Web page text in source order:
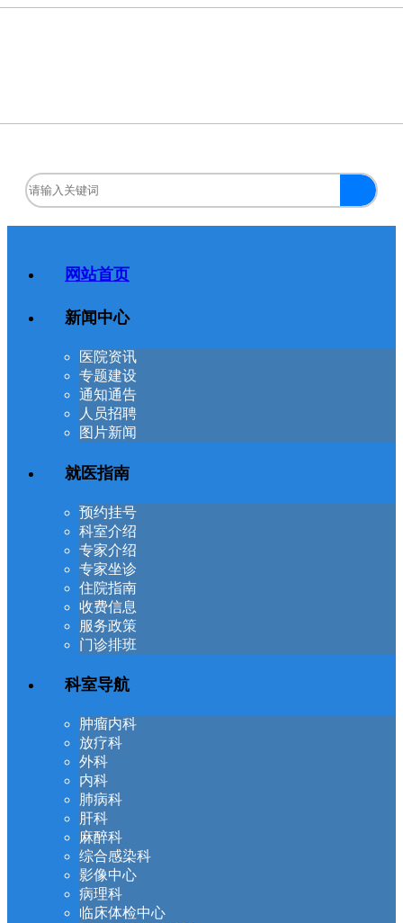
网站首页
新闻中心
医院资讯
专题建设
通知通告
人员招聘
图片新闻
就医指南
预约挂号
科室介绍
专家介绍
专家坐诊
住院指南
收费信息
服务政策
门诊排班
科室导航
肿瘤内科
放疗科
外科
内科
肺病科
肝科
麻醉科
综合感染科
影像中心
病理科
临床体检中心